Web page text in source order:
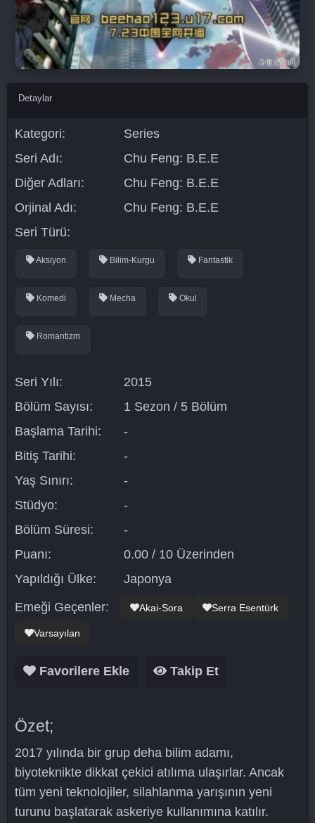
Detaylar
Kategori:
Series
Seri Adı:
Chu Feng: B.E.E
Diğer Adları:
Chu Feng: B.E.E
Orjinal Adı:
Chu Feng: B.E.E
Seri Türü:
Aksiyon Bilim-Kurgu Fantastik
Komedi Mecha Okul
Romantizm
Seri Yılı:
2015
Bölüm Sayısı:
1 Sezon / 5 Bölüm
Başlama Tarihi:
-
Bitiş Tarihi:
-
Yaş Sınırı:
-
Stüdyo:
-
Bölüm Süresi:
-
Puanı:
0.00 / 10 Üzerinden
Yapıldığı Ülke:
Japonya
Emeği Geçenler: Akai-Sora Serra Esentürk
Varsayılan
Favorilere Ekle Takip Et
Özet;
2017 yılında bir grup deha bilim adamı,
biyoteknikte dikkat çekici atılıma ulaşırlar. Ancak
tüm yeni teknolojiler, silahlanma yarışının yeni
turunu başlatarak askeriye kullanımına katılır.